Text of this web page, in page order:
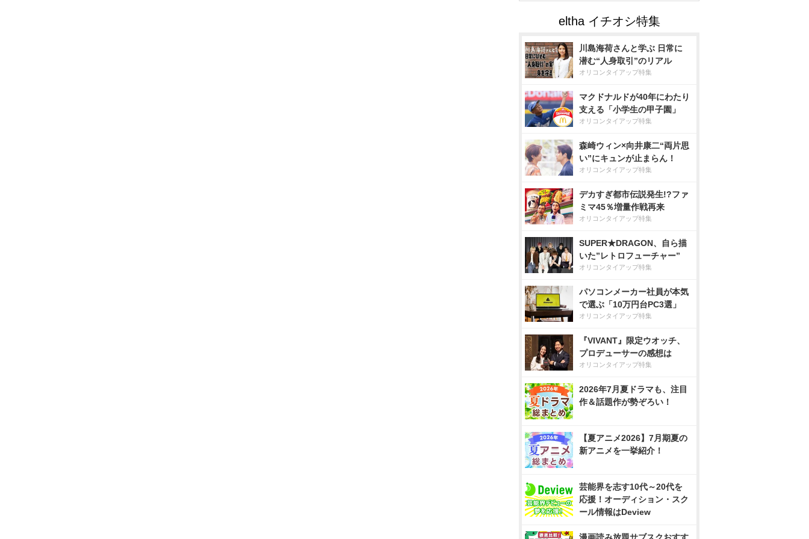
川島海荷さんと学ぶ 日常に
潜む“人身取引”のリアル
オリコンタイアップ特集
マクドナルドが40年にわたり
支える「小学生の甲子園」
オリコンタイアップ特集
森崎ウィン×向井康二“両片思
い”にキュンが止まらん！
オリコンタイアップ特集
デカすぎ都市伝説発生!?ファ
ミマ45％増量作戦再来
オリコンタイアップ特集
SUPER★DRAGON、自ら描
いた”レトロフューチャー”
オリコンタイアップ特集
パソコンメーカー社員が本気
で選ぶ「10万円台PC3選」
オリコンタイアップ特集
『VIVANT』限定ウオッチ、
プロデューサーの感想は
オリコンタイアップ特集
2026年7月夏ドラマも、注目
作＆話題作が勢ぞろい！
【夏アニメ2026】7月期夏の
新アニメを一挙紹介！
芸能界を志す10代～20代を
応援！オーディション・スク
ール情報はDeview